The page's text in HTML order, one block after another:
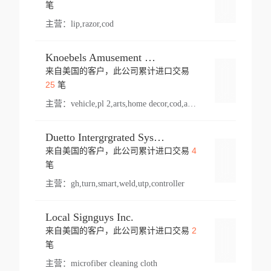
笔
主营： lip,razor,cod
Knoebels Amusement Resort
来自美国的客户，此公司累计进口交易
25笔
主营： vehicle,pl 2,arts,home decor,cod,amusement ride,sea
Duetto Intergrgrated Systems Inc.
来自美国的客户，此公司累计进口交易 4
笔
主营： gh,turn,smart,weld,utp,controller
Local Signguys Inc.
来自美国的客户，此公司累计进口交易 2
笔
主营： microfiber cleaning cloth